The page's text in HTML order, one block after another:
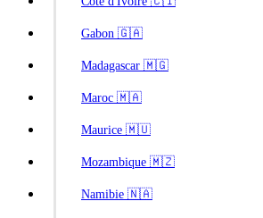
Gabon 🇬🇦
Madagascar 🇲🇬
Maroc 🇲🇦
Maurice 🇲🇺
Mozambique 🇲🇿
Namibie 🇳🇦